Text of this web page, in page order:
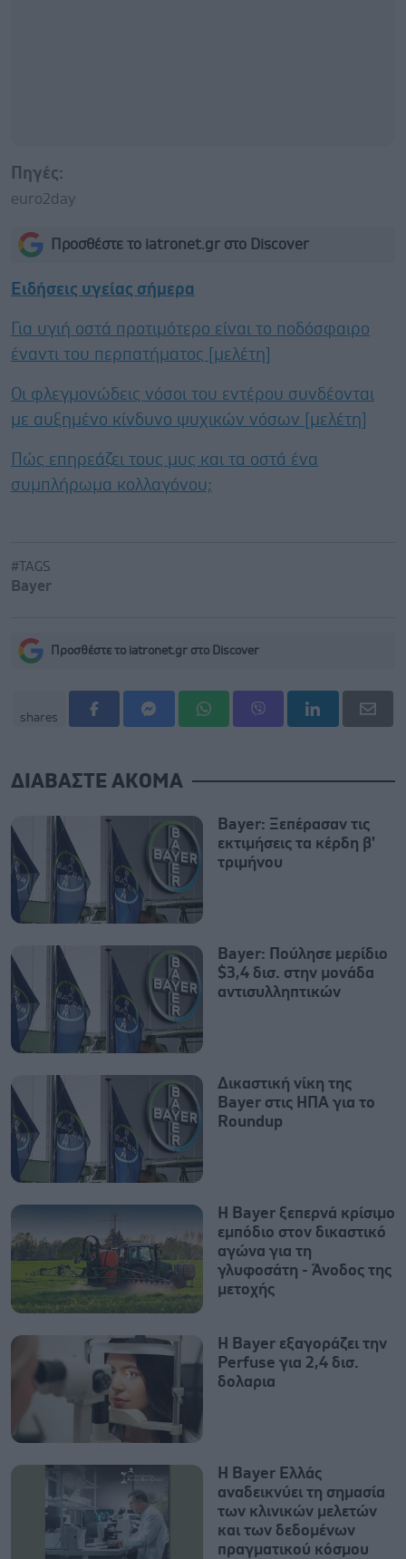
Πηγές:
euro2day
Προσθέστε το iatronet.gr στο Discover
Ειδήσεις υγείας σήμερα
Για υγιή οστά προτιμότερο είναι το ποδόσφαιρο
έναντι του περπατήματος [μελέτη]
Οι φλεγμονώδεις νόσοι του εντέρου συνδέονται
με αυξημένο κίνδυνο ψυχικών νόσων [μελέτη]
Πώς επηρεάζει τους μυς και τα οστά ένα
συμπλήρωμα κολλαγόνου;
#TAGS
Bayer
Προσθέστε το iatronet.gr στο Discover
shares
ΔΙΑΒΑΣΤΕ ΑΚΟΜΑ
Bayer: Ξεπέρασαν τις
εκτιμήσεις τα κέρδη β'
τριμήνου
Bayer: Πούλησε μερίδιο
$3,4 δισ. στην μονάδα
αντισυλληπτικών
Δικαστική νίκη της
Bayer στις ΗΠΑ για το
Roundup
Η Bayer ξεπερνά κρίσιμο
εμπόδιο στον δικαστικό
αγώνα για τη
γλυφοσάτη - Άνοδος της
μετοχής
Η Bayer εξαγοράζει την
Perfuse για 2,4 δισ.
δολαρια
Η Bayer Ελλάς
αναδεικνύει τη σημασία
των κλινικών μελετών
και των δεδομένων
πραγματικού κόσμου